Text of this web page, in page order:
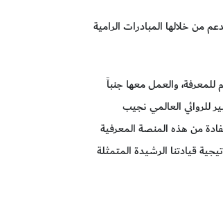
من خلالها المبادرات الرامية
والعمل معها جنباً
للروائي العالمي نجيب
من هذه المنصة المعرفية
قيادتنا الرشيدة المتمثلة